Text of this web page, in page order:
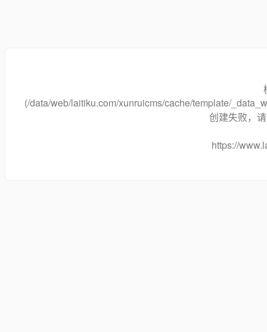
(/data/web/laitiku.com/xunruicms/cache/template/
创建失败，
https://